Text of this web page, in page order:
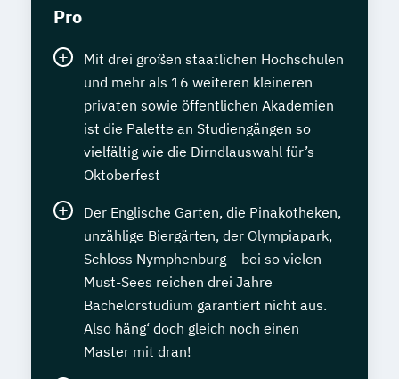
Pro
Mit drei großen staatlichen Hochschulen
und mehr als 16 weiteren kleineren
privaten sowie öffentlichen Akademien
ist die Palette an Studiengängen so
vielfältig wie die Dirndlauswahl für’s
Oktoberfest
Der Englische Garten, die Pinakotheken,
unzählige Biergärten, der Olympiapark,
Schloss Nymphenburg – bei so vielen
Must-Sees reichen drei Jahre
Bachelorstudium garantiert nicht aus.
Also häng‘ doch gleich noch einen
Master mit dran!